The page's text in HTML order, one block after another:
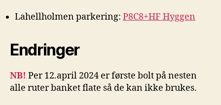
Lahellholmen parkering: P8C8+HF Hyggen
Endringer
NB! Per 12.april 2024 er første bolt på nesten
alle ruter banket flate så de kan ikke brukes.